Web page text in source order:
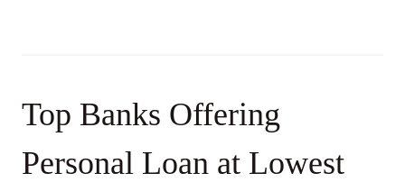
Top Banks Offering
Personal Loan at Lowest